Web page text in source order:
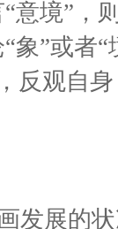
意境”，
象”或者
反观自
发展的